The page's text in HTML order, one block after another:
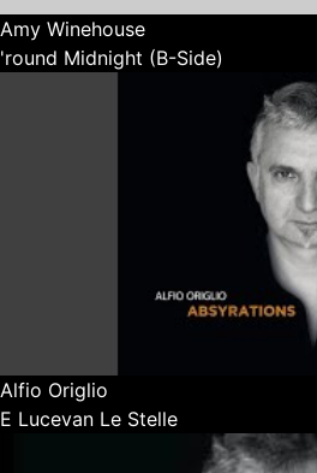
Amy Winehouse
'round Midnight (B-Side)
Alfio Origlio
E Lucevan Le Stelle